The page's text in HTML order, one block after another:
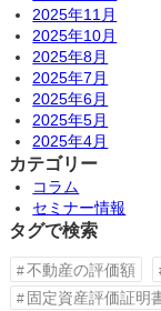
2025年11月
2025年10月
2025年8月
2025年7月
2025年6月
2025年5月
2025年4月
カテゴリー
コラム
セミナー情報
タグで検索
不動産の評価額
固定資産評価証明